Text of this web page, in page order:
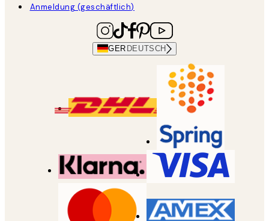
Anmeldung (geschäftlich)
GER DEUTSCH